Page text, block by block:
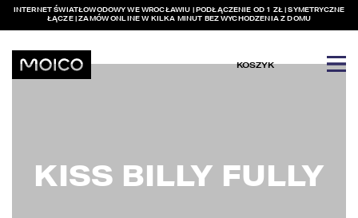
INTERNET ŚWIATŁOWODOWY WE WROCŁAWIU | PODŁĄCZENIE OD 1 ZŁ | SYMETRYCZNE
ŁĄCZE | ZAMÓW ONLINE W KILKA MINUT BEZ WYCHODZENIA Z DOMU
KOSZYK
KISS BILLY FULLY